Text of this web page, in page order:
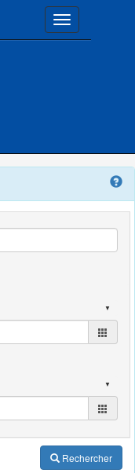
Toggle
Rechercher